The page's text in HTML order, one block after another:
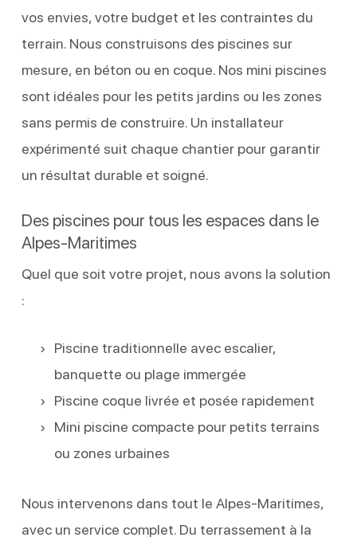
vos envies, votre budget et les contraintes du
terrain. Nous construisons des piscines sur
mesure, en béton ou en coque. Nos mini piscines
sont idéales pour les petits jardins ou les zones
sans permis de construire. Un installateur
expérimenté suit chaque chantier pour garantir
un résultat durable et soigné.
Des piscines pour tous les espaces dans le
Alpes-Maritimes
Quel que soit votre projet, nous avons la solution
:
Piscine traditionnelle avec escalier,
banquette ou plage immergée
Piscine coque livrée et posée rapidement
Mini piscine compacte pour petits terrains
ou zones urbaines
Nous intervenons dans tout le Alpes-Maritimes,
avec un service complet. Du terrassement à la